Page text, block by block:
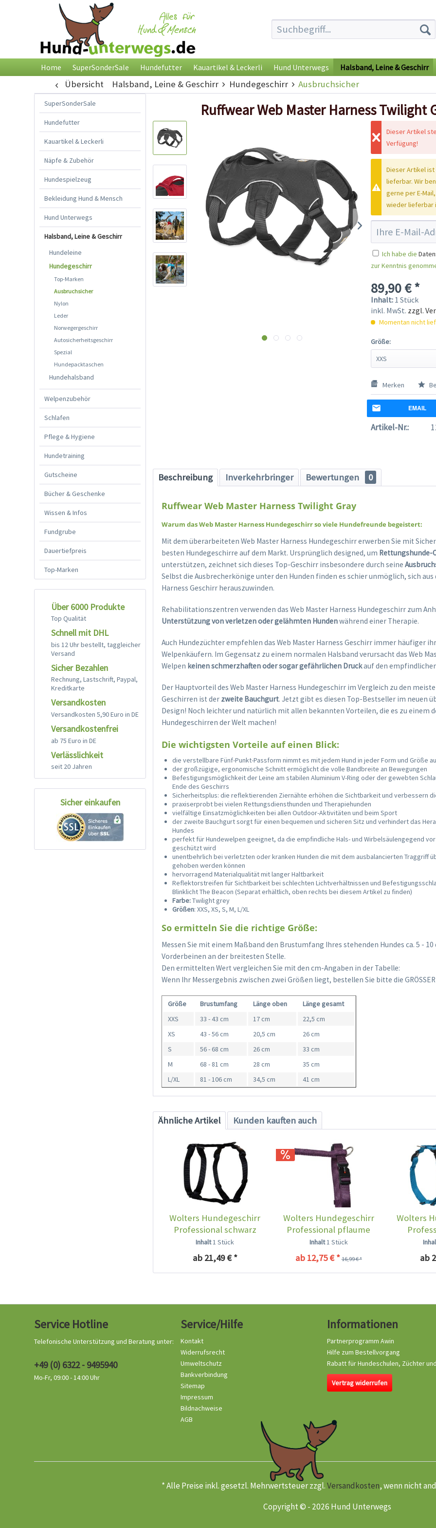
Home SuperSonderSale Hundefutter Kauartikel & Leckerli Hund Unterwegs Halsband, Leine & Geschirr
Übersicht Halsband, Leine & Geschirr Hundegeschirr Ausbruchsicher
SuperSonderSale
Hundefutter
Kauartikel & Leckerli
Näpfe & Zubehör
Hundespielzeug
Bekleidung Hund & Mensch
Hund Unterwegs
Halsband, Leine & Geschirr
Hundeleine
Hundegeschirr
Top-Marken
Ausbruchsicher
Nylon
Leder
Norwegergeschirr
Autosicherheitsgeschirr
Spezial
Hundepacktaschen
Hundehalsband
Welpenzubehör
Schlafen
Pflege & Hygiene
Hundetraining
Gutscheine
Bücher & Geschenke
Wissen & Infos
Fundgrube
Dauertiefpreis
Top-Marken
Über 6000 Produkte
Top Qualität
Schnell mit DHL
bis 12 Uhr bestellt, taggleicher
Versand
Sicher Bezahlen
Rechnung, Lastschrift, Paypal,
Kreditkarte
Versandkosten
Versandkosten 5,90 Euro in DE
Versandkostenfrei
ab 75 Euro in DE
Verlässlichkeit
seit 20 Jahren
Sicher einkaufen
Ruffwear Web Master Harness Twilight
Dieser Artikel
Verfügung!
Dieser Artikel
lieferbar. Wir
gerne per E-
wieder lieferbar
Ich habe die
zur Kenntnis
89,90 € *
Inhalt: 1 Stück
inkl. MwSt. zzgl.
Momentan nicht
Größe:
Merken
EMAIL
Artikel-Nr.:
Beschreibung Inverkehrbringer Bewertungen 0
Ruffwear Web Master Harness Twilight Gray
Warum das Web Master Harness Hundegeschirr so viele Hundefreunde begeistert:
Mit dem überarbeiteten Web Master Harness Hundegeschirr erwerben Sie mit
besten Hundegeschirre auf dem Markt. Ursprünglich designed, um Rettungshunde-
unterstützen, zeichnet sich dieses Top-Geschirr insbesondere durch seine
Selbst die Ausbrecherkönige unter den Hunden finden es schier unmöglich, sich aus
Harness Geschirr herauszuwinden.
Rehabilitationszentren verwenden das Web Master Harness Hundegeschirr zum
Unterstützung von verletzen oder gelähmten Hundenwährend einer Therapie.
Auch Hundezüchter empfehlen das Web Master Harness Geschirr immer häufiger
Welpenkäufern. Im Gegensatz zu einem normalen Halsband verursacht das Web
Welpen keinen schmerzhaften oder sogar gefährlichen Druckauf den
Der Hauptvorteil des Web Master Harness Hundegeschirr im Vergleich zu den
Geschirren ist der zweite Bauchgurt. Jetzt gibt es diesen Top-Bestseller im neuen
Design! Noch leichter und natürlich mit allen bekannten Vorteilen, die es zu einem
Hundegeschirren der Welt machen!
Die wichtigsten Vorteile auf einen Blick:
die verstellbare Fünf-Punkt-Passform nimmt es mit jedem Hund in jeder Form und Größe
der großzügige, ergonomische Schnitt ermöglicht die volle Bandbreite an Bewegungen
Befestigungsmöglichkeit der Leine am stabilen Aluminium V-Ring oder der gewebten
Ende des Geschirrs
Sicherheitsplus: die reflektierenden Ziernähte erhöhen die Sichtbarkeit und verbessern
praxiserprobt bei vielen Rettungsdiensthunden und Therapiehunden
vielfältige Einsatzmöglichkeiten bei allen Outdoor-Aktivitäten und beim Sport
der zweite Bauchgurt sorgt für einen bequemen und sicheren Sitz und verhindert das
Hundes
perfekt für Hundewelpen geeignet, da die empfindliche Hals- und Wirbelsäulengegend
geschützt wird
unentbehrlich bei verletzten oder kranken Hunden die mit dem ausbalancierten Traggriff
gehoben werden können
hervorragend Materialqualität mit langer Haltbarkeit
Reflektorstreifen für Sichtbarkeit bei schlechten Lichtverhältnissen und
Blinklicht The Beacon (Separat erhältlich, oben rechts bei diesem Artikel zu finden)
Farbe:Twilight grey
Größen: XXS, XS, S, M, L/XL
So ermitteln Sie die richtige Größe:
Messen Sie mit einem Maßband den Brustumfang Ihres stehenden Hundes ca. 5 -
Vorderbeinen an der breitesten Stelle.
Den ermittelten Wert vergleichen Sie mit den cm-Angaben in der Tabelle:
Wenn Ihr Messergebnis zwischen zwei Größen liegt, bestellen Sie bitte die
Größe Brustumfang Länge oben
Länge gesamt
XXS
33 - 43 cm 17 cm
22,5 cm
XS
43 - 56 cm 20,5 cm
26 cm
S
56 - 68 cm 26 cm
33 cm
M
68 - 81 cm 28 cm
35 cm
L/XL
81 - 106 cm 34,5 cm 41 cm
Ähnliche Artikel Kunden kauften auch
Wolters Hundegeschirr
Professional schwarz
Inhalt1 Stück
ab 21,49 € *
Wolters Hundegeschirr
Professional pflaume
Inhalt1 Stück
ab 12,75 € * 16,99 € *
Wolters
ab
Service Hotline
Telefonische Unterstützung und Beratung unter:
+49 (0) 6322 - 9495940
Mo-Fr, 09:00 - 14:00 Uhr
Service/Hilfe
Kontakt
Widerrufsrecht
Umweltschutz
Bankverbindung
Sitemap
Impressum
Bildnachweise
AGB
Informationen
Partnerprogramm Awin
Hilfe zum Bestellvorgang
Rabatt für Hundeschulen, Züchter
Vertrag widerrufen
* Alle Preise inkl. gesetzl. Mehrwertsteuer zzgl.Versandkosten, wenn nicht
Copyright © - 2026 Hund Unterwegs